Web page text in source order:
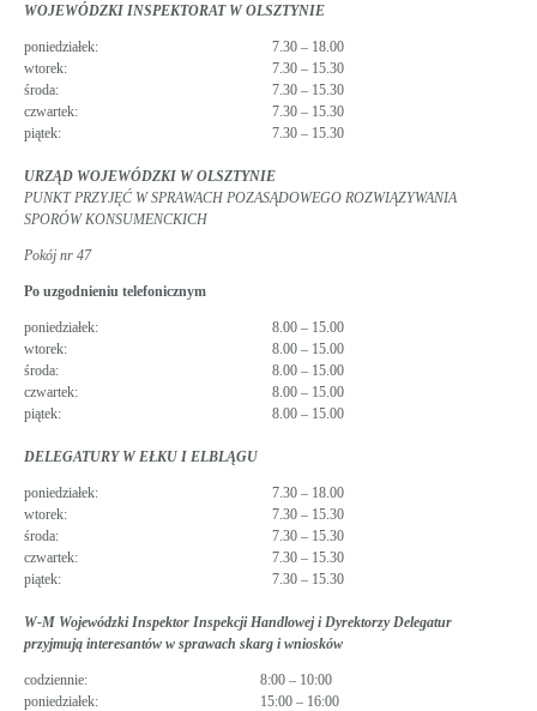
WOJEWÓDZKI INSPEKTORAT W OLSZTYNIE
poniedziałek:
7.30 – 18.00
wtorek:
7.30 – 15.30
środa:
7.30 – 15.30
czwartek:
7.30 – 15.30
piątek:
7.30 – 15.30
URZĄD WOJEWÓDZKI W OLSZTYNIE
PUNKT PRZYJĘĆ W SPRAWACH POZASĄDOWEGO ROZWIĄZYWANIA
SPORÓW KONSUMENCKICH
Pokój nr 47
Po uzgodnieniu telefonicznym
poniedziałek:
8.00 – 15.00
wtorek:
8.00 – 15.00
środa:
8.00 – 15.00
czwartek:
8.00 – 15.00
piątek:
8.00 – 15.00
DELEGATURY W EŁKU I ELBLĄGU
poniedziałek:
7.30 – 18.00
wtorek:
7.30 – 15.30
środa:
7.30 – 15.30
czwartek:
7.30 – 15.30
piątek:
7.30 – 15.30
W-M Wojewódzki Inspektor Inspekcji Handlowej i Dyrektorzy Delegatur
przyjmują interesantów w sprawach skarg i wniosków
codziennie:
8:00 – 10:00
poniedziałek:
15:00 – 16:00